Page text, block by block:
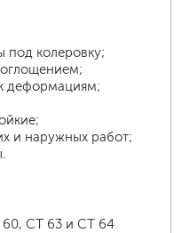
под колеровку;
деформациям;
и наружных работ;
CT 63 и CT 64